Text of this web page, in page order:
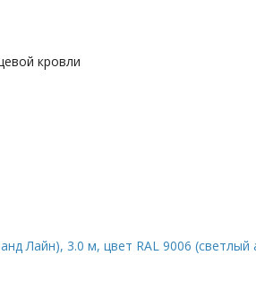
кровли
Лайн), 3.0 м, цвет RAL 9006